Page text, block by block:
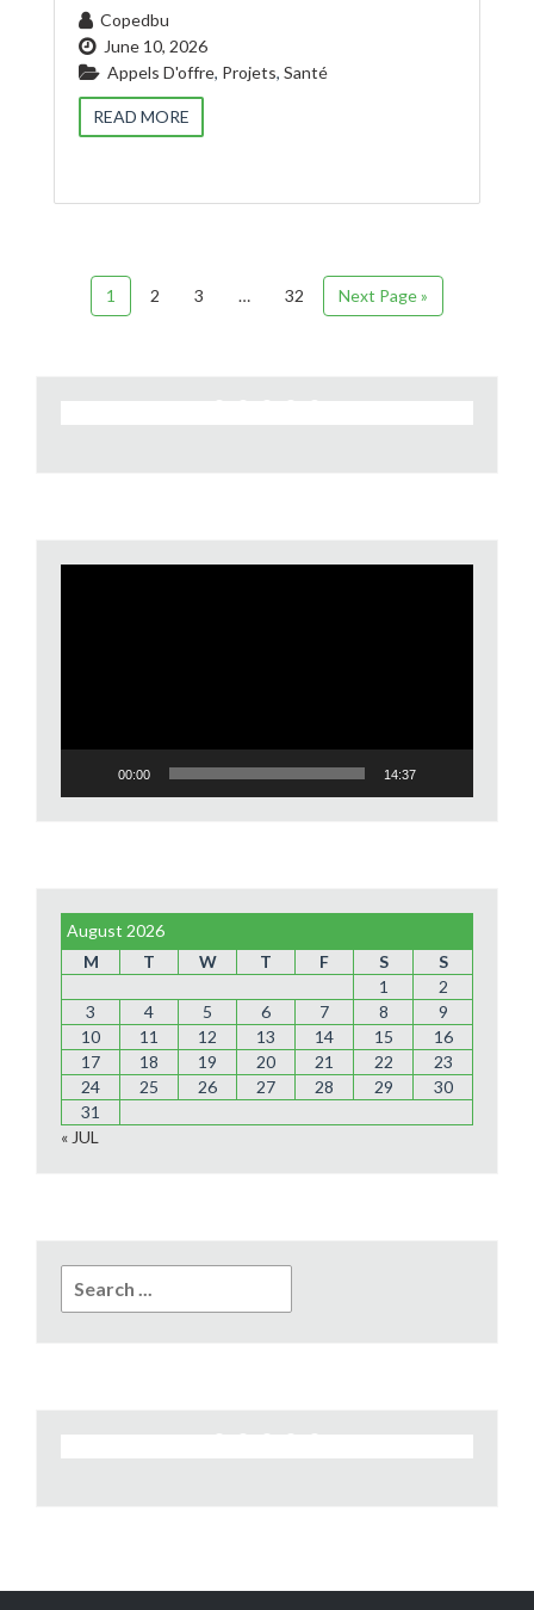
Copedbu
June 10, 2026
Appels D'offre, Projets, Santé
READ MORE
1 2 3 … 32 Next Page »
00:00 14:37
August 2026
M
T W T F S
S
1
2
3
4 5 6 7 8
9
10
11 12 13 14 15
16
17
18 19 20 21 22
23
24
25 26 27 28 29
30
31
« JUL
for: